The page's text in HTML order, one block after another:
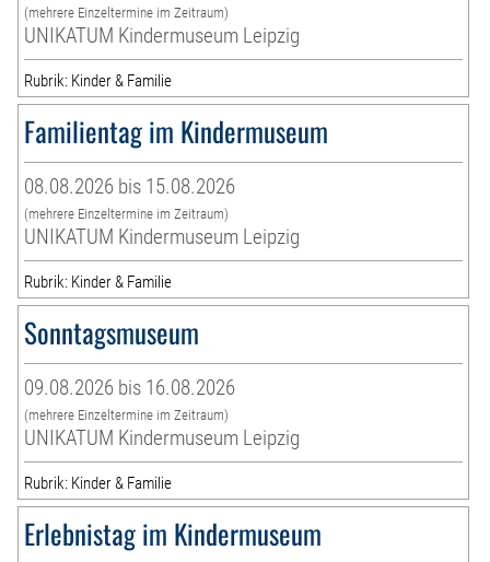
(mehrere Einzeltermine im Zeitraum)
UNIKATUM Kindermuseum Leipzig
Rubrik: Kinder & Familie
Familientag im Kindermuseum
08.08.2026 bis 15.08.2026
(mehrere Einzeltermine im Zeitraum)
UNIKATUM Kindermuseum Leipzig
Rubrik: Kinder & Familie
Sonntagsmuseum
09.08.2026 bis 16.08.2026
(mehrere Einzeltermine im Zeitraum)
UNIKATUM Kindermuseum Leipzig
Rubrik: Kinder & Familie
Erlebnistag im Kindermuseum